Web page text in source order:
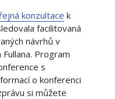
konzultace k
facilitovaná
návrhů v
Program
s
o konferenci
si můžete